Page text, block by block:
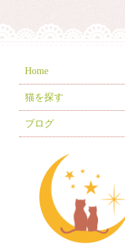
Home
猫を探す
ブログ